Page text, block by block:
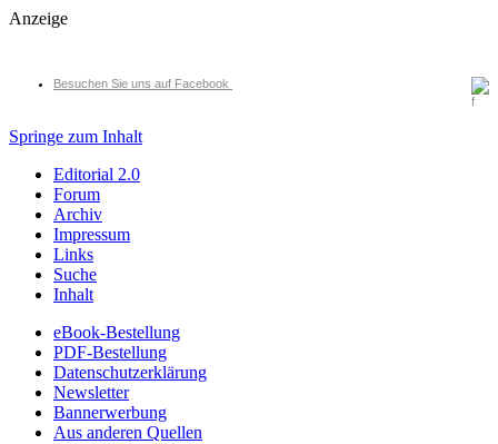
Anzeige
Besuchen Sie uns auf Facebook
Springe zum Inhalt
Editorial 2.0
Forum
Archiv
Impressum
Links
Suche
Inhalt
eBook-Bestellung
PDF-Bestellung
Datenschutzerklärung
Newsletter
Bannerwerbung
Aus anderen Quellen